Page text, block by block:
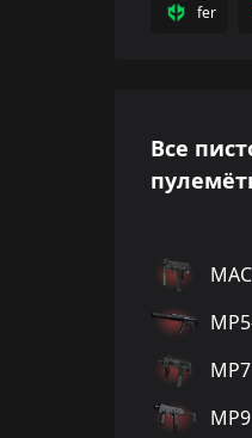
fer
Все
MP7
MP9